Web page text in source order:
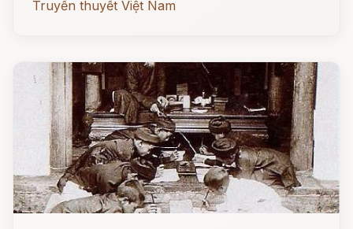
Truyền thuyết Việt Nam